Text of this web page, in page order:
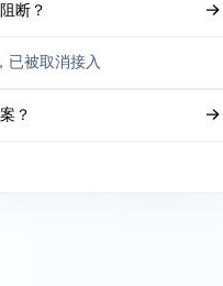
断？
已被取消接入
？